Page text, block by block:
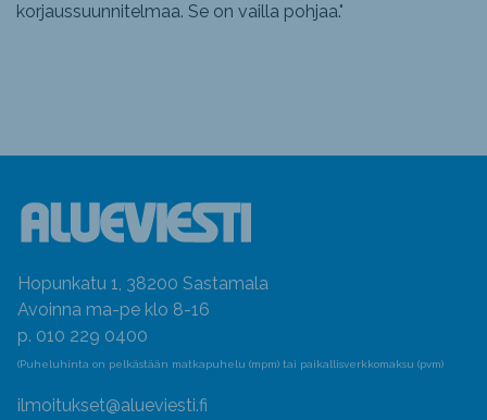
korjaussuunnitelmaa. Se on vailla pohjaa."
Hopunkatu 1, 38200 Sastamala
Avoinna ma-pe klo 8-16
p. 010 229 0400
(Puheluhinta on pelkästään matkapuhelu (mpm) tai paikallisverkkomaksu (pvm)
ilmoitukset@alueviesti.fi